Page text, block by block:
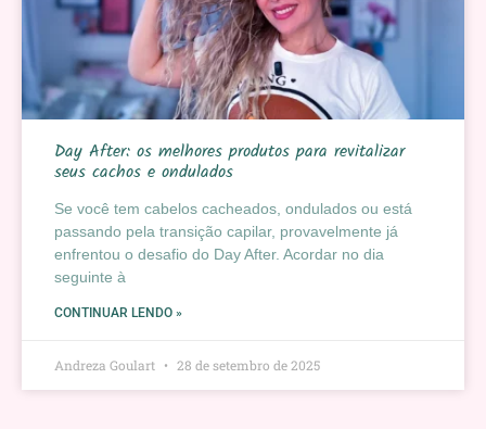
Day After: os melhores produtos para revitalizar
seus cachos e ondulados
Se você tem cabelos cacheados, ondulados ou está
passando pela transição capilar, provavelmente já
enfrentou o desafio do Day After. Acordar no dia
seguinte à
CONTINUAR LENDO »
Andreza Goulart 28 de setembro de 2025